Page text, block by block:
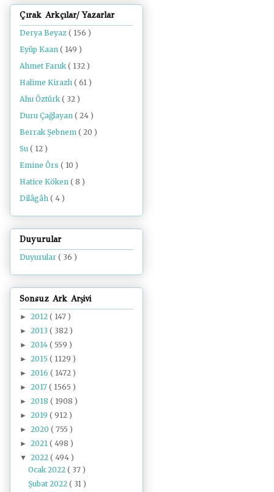
Çırak Arkçılar/ Yazarlar
Derya Beyaz ( 156 )
Eyüp Kaan ( 149 )
Ahmet Faruk ( 132 )
Halime Kirazlı ( 61 )
Ahu Öztürk ( 32 )
Duru Çağlayan ( 24 )
Berrak Şebnem ( 20 )
Su ( 12 )
Emine Örs ( 10 )
Hatice Köken ( 8 )
Dilâgâh ( 4 )
Duyurular
Duyurular ( 36 )
Sonsuz Ark Arşivi
► 2012 ( 147 )
► 2013 ( 382 )
► 2014 ( 559 )
► 2015 ( 1129 )
► 2016 ( 1472 )
► 2017 ( 1565 )
► 2018 ( 1908 )
► 2019 ( 912 )
► 2020 ( 755 )
► 2021 ( 498 )
▼ 2022 ( 494 )
Ocak 2022( 37 )
Şubat 2022( 31 )